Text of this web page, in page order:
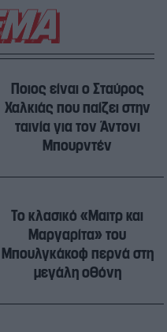
Ποιος είναι ο Σταύρος
Χαλκιάς που παίζει στην
ταινία για τον Άντονι
Μπουρντέν
Το κλασικό «Μαιτρ και
Μαργαρίτα» του
Μπουλγκάκοφ περνά στη
μεγάλη οθόνη